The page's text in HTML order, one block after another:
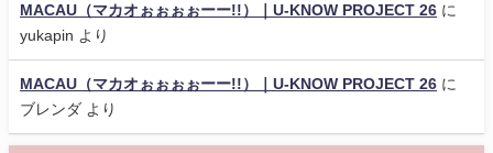
MACAU（マカオぉぉぉぉーー!!）｜U-KNOW PROJECT 26 に
yukapin より
MACAU（マカオぉぉぉぉーー!!）｜U-KNOW PROJECT 26 に
ブレンダ より